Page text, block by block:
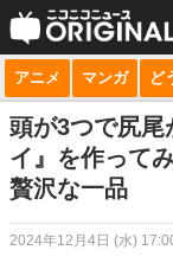
サービス一覧
niconico
動画
生放送
アニメ マンガ ど
頭が3つで尻尾
イ』を作って
贅沢な一品
2024年12月4日 (水)